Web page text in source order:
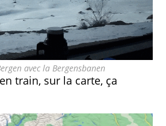
avec la Bergensbanen
train, sur la carte, ça